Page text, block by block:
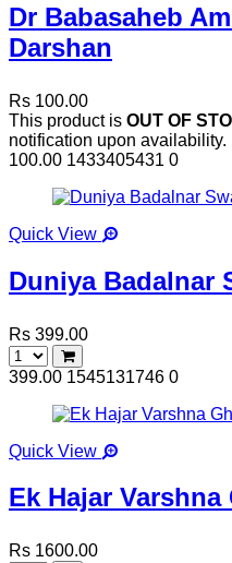
Dr Babasaheb
Darshan
Rs 100.00
This product is OUT OF
notification upon availability.
100.00 1433405431 0
Quick View
Duniya Badalnar
Rs 399.00
399.00 1545131746 0
Quick View
Ek Hajar Varshna
Rs 1600.00